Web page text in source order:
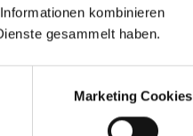
kombinieren
gesammelt haben.
Marketing Cookies